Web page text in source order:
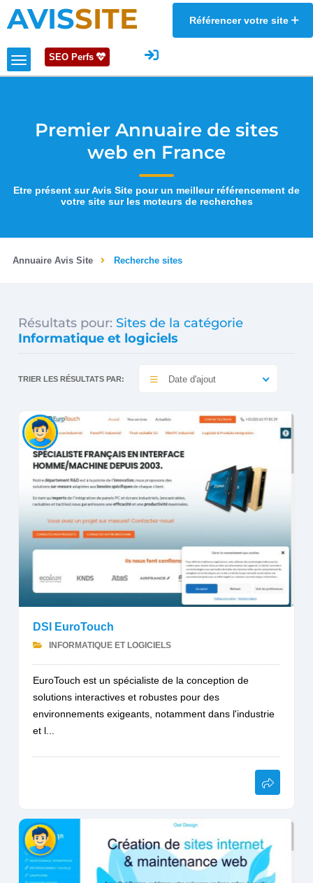
AVISSITE Référencer votre site
SEO Perfs
Premier Annuaire de sites
web en France
Etre présent sur Avis Site pour un meilleur référencement de
votre site sur les moteurs de recherches
Annuaire Avis Site Recherche sites
Résultats pour: Sites de la catégorie
Informatique et logiciels
TRIER LES RÉSULTATS PAR: Date d'ajout
DSI EuroTouch
INFORMATIQUE ET LOGICIELS
EuroTouch est un spécialiste de la conception de
solutions interactives et robustes pour des
environnements exigeants, notamment dans l'industrie
et l...